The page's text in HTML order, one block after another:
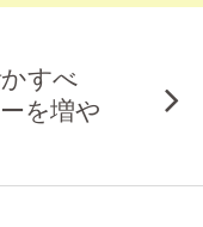
すべ
を増や